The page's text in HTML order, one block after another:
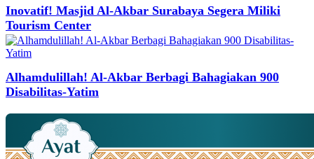
Inovatif! Masjid Al-Akbar Surabaya Segera Miliki
Tourism Center
Alhamdulillah! Al-Akbar Berbagi Bahagiakan 900
Disabilitas-Yatim